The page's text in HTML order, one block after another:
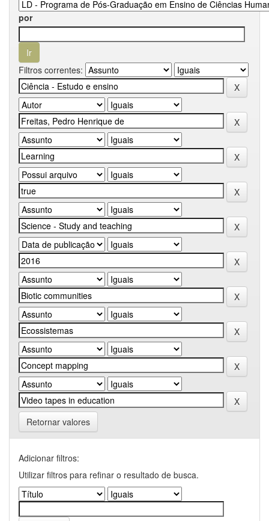
por
Filtros correntes:
Retornar valores
Adicionar filtros:
Utilizar filtros para refinar o resultado de busca.